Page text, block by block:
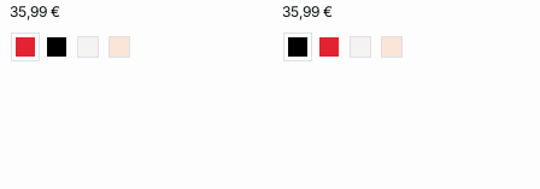
35,99 € 35,99 €